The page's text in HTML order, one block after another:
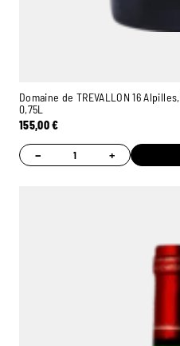
Domaine de TREVALLON 16
0,75L
155,00€
− +